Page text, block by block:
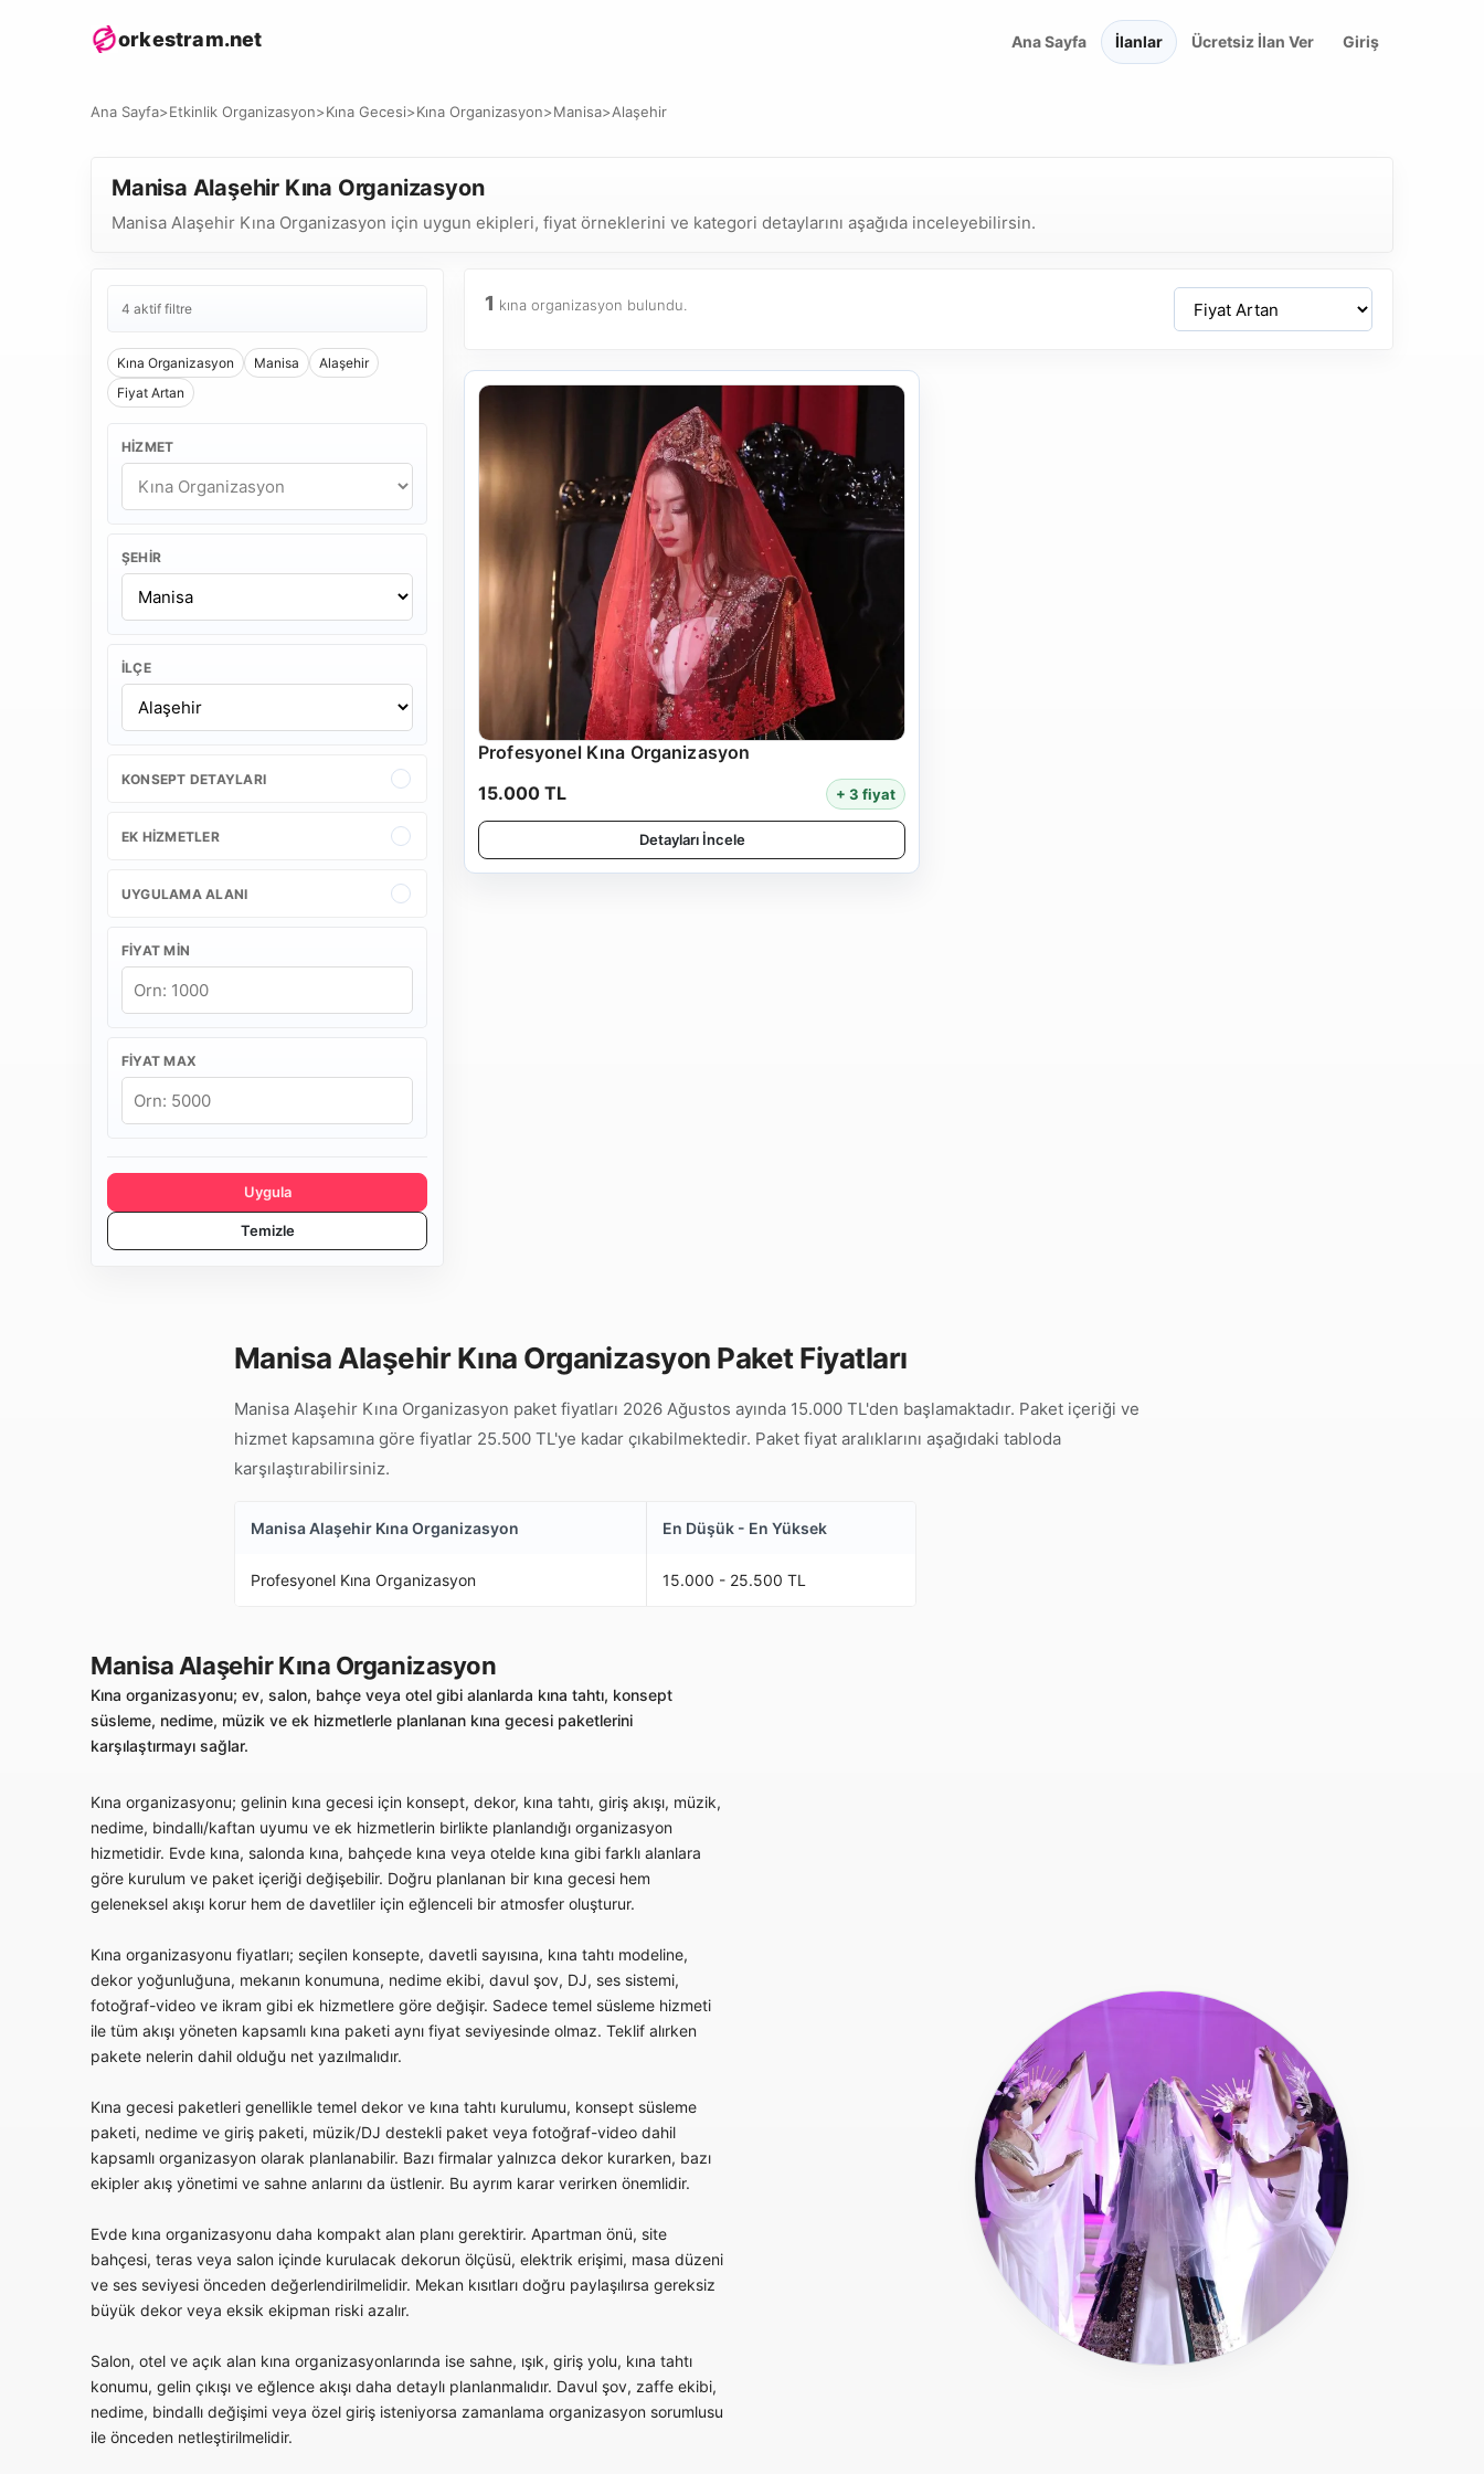
orkestram.net Ana Sayfa İlanlar Ücretsiz İlan Ver Giriş
Ana Sayfa>Etkinlik Organizasyon>Kına Gecesi>Kına Organizasyon>Manisa>Alaşehir
Manisa Alaşehir Kına Organizasyon
Manisa Alaşehir Kına Organizasyon için uygun ekipleri, fiyat örneklerini ve kategori detaylarını aşağıda inceleyebilirsin.
4 aktif filtre
Kına Organizasyon Manisa
Alaşehir
Fiyat Artan
HIZMET
ŞEHIR
İLÇE
KONSEPT DETAYLARI
EK HIZMETLER
UYGULAMA ALANI
FIYAT MIN
FIYAT MAX
Uygula
Temizle
1 kına organizasyon bulundu. Sirala
Profesyonel Kına Organizasyon
15.000 TL
+ 3 fiyat
Detayları İncele
Manisa Alaşehir Kına Organizasyon Paket Fiyatları
Manisa Alaşehir Kına Organizasyon paket fiyatları 2026 Ağustos ayında 15.000 TL'den başlamaktadır. Paket içeriği ve
hizmet kapsamına göre fiyatlar 25.500 TL'ye kadar çıkabilmektedir. Paket fiyat aralıklarını aşağıdaki tabloda
karşılaştırabilirsiniz.
Manisa Alaşehir Kına Organizasyon En Düşük - En Yüksek
Profesyonel Kına Organizasyon 15.000 - 25.500 TL
Manisa Alaşehir Kına Organizasyon
Kına organizasyonu; ev, salon, bahçe veya otel gibi alanlarda kına tahtı, konsept
süsleme, nedime, müzik ve ek hizmetlerle planlanan kına gecesi paketlerini
karşılaştırmayı sağlar.
Kına organizasyonu; gelinin kına gecesi için konsept, dekor, kına tahtı, giriş akışı, müzik,
nedime, bindallı/kaftan uyumu ve ek hizmetlerin birlikte planlandığı organizasyon
hizmetidir. Evde kına, salonda kına, bahçede kına veya otelde kına gibi farklı alanlara
göre kurulum ve paket içeriği değişebilir. Doğru planlanan bir kına gecesi hem
geleneksel akışı korur hem de davetliler için eğlenceli bir atmosfer oluşturur.
Kına organizasyonu fiyatları; seçilen konsepte, davetli sayısına, kına tahtı modeline,
dekor yoğunluğuna, mekanın konumuna, nedime ekibi, davul şov, DJ, ses sistemi,
fotoğraf-video ve ikram gibi ek hizmetlere göre değişir. Sadece temel süsleme hizmeti
ile tüm akışı yöneten kapsamlı kına paketi aynı fiyat seviyesinde olmaz. Teklif alırken
pakete nelerin dahil olduğu net yazılmalıdır.
Kına gecesi paketleri genellikle temel dekor ve kına tahtı kurulumu, konsept süsleme
paketi, nedime ve giriş paketi, müzik/DJ destekli paket veya fotoğraf-video dahil
kapsamlı organizasyon olarak planlanabilir. Bazı firmalar yalnızca dekor kurarken, bazı
ekipler akış yönetimi ve sahne anlarını da üstlenir. Bu ayrım karar verirken önemlidir.
Evde kına organizasyonu daha kompakt alan planı gerektirir. Apartman önü, site
bahçesi, teras veya salon içinde kurulacak dekorun ölçüsü, elektrik erişimi, masa düzeni
ve ses seviyesi önceden değerlendirilmelidir. Mekan kısıtları doğru paylaşılırsa gereksiz
büyük dekor veya eksik ekipman riski azalır.
Salon, otel ve açık alan kına organizasyonlarında ise sahne, ışık, giriş yolu, kına tahtı
konumu, gelin çıkışı ve eğlence akışı daha detaylı planlanmalıdır. Davul şov, zaffe ekibi,
nedime, bindallı değişimi veya özel giriş isteniyorsa zamanlama organizasyon sorumlusu
ile önceden netleştirilmelidir.